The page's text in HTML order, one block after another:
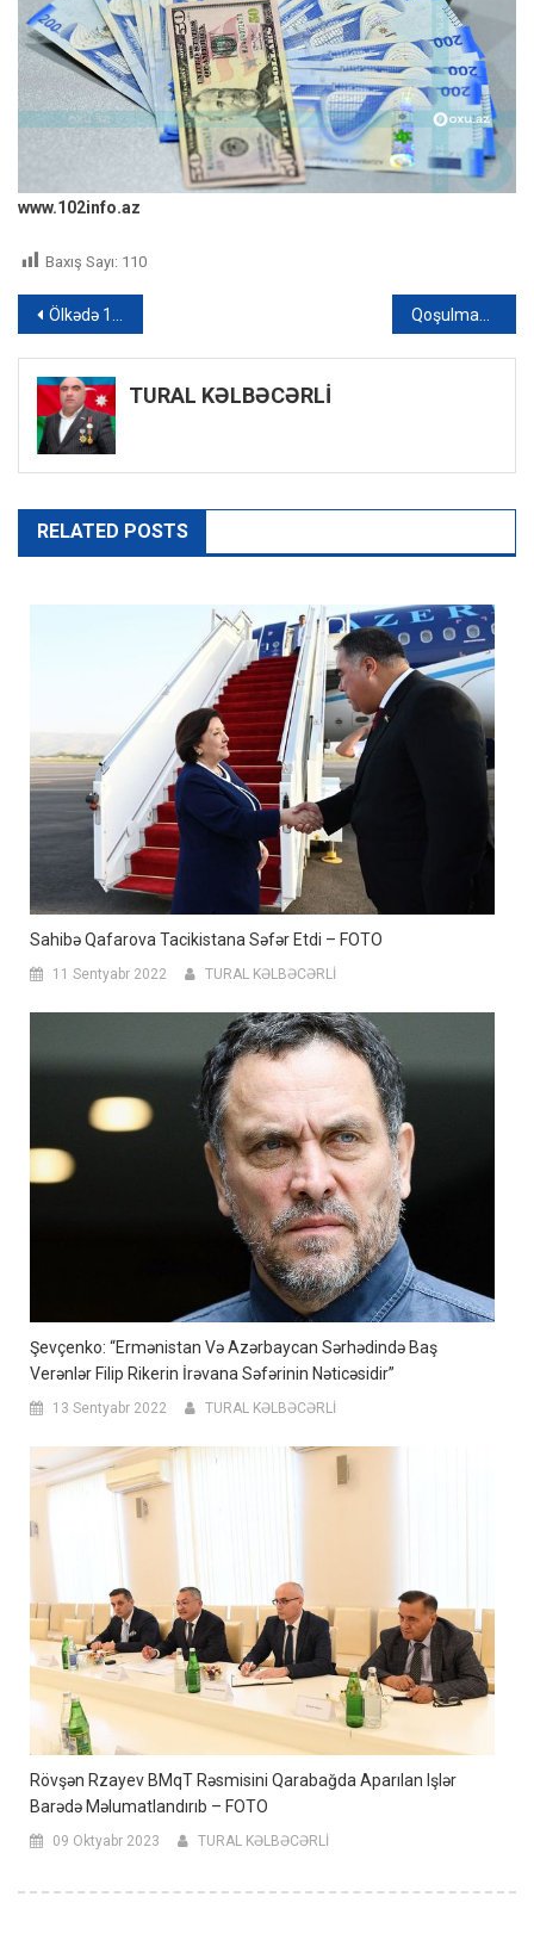
www.102info.az
Baxış Sayı: 110
Yazı
naviqasiyası
Ölkədə 150 mindən çox şagird dərslikdə Anarı axtarır – VİDEO
TURAL KƏLBƏCƏRLİ
RELATED POSTS
Sahibə Qafarova Tacikistana Səfər Etdi – FOTO
11 Sentyabr 2022 TURAL KƏLBƏCƏRLİ
Şevçenko: “Ermənistan Və Azərbaycan Sərhədində Baş
Verənlər Filip Rikerin İrəvana Səfərinin Nəticəsidir”
13 Sentyabr 2022 TURAL KƏLBƏCƏRLİ
Rövşən Rzayev BMqT Rəsmisini Qarabağda Aparılan Işlər
Barədə Məlumatlandırıb – FOTO
09 Oktyabr 2023 TURAL KƏLBƏCƏRLİ